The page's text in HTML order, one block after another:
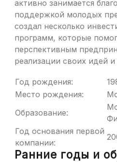
активно занимается
поддержкой молодых
создал несколько
программ, которые
перспективным
реализации своих идей и
Год рождения:
Место рождения:
Образование:
Год основания первой
компании:
Ранние годы и